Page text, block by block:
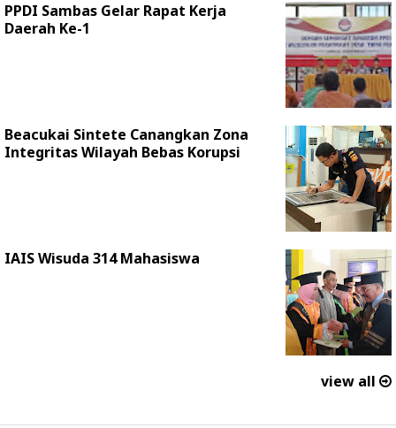
PPDI Sambas Gelar Rapat Kerja
Daerah Ke-1
Beacukai Sintete Canangkan Zona
Integritas Wilayah Bebas Korupsi
IAIS Wisuda 314 Mahasiswa
view all